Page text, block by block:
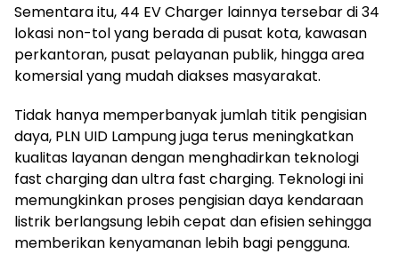
Sementara itu, 44 EV Charger lainnya tersebar di 34
lokasi non-tol yang berada di pusat kota, kawasan
perkantoran, pusat pelayanan publik, hingga area
komersial yang mudah diakses masyarakat.
Tidak hanya memperbanyak jumlah titik pengisian
daya, PLN UID Lampung juga terus meningkatkan
kualitas layanan dengan menghadirkan teknologi
fast charging dan ultra fast charging. Teknologi ini
memungkinkan proses pengisian daya kendaraan
listrik berlangsung lebih cepat dan efisien sehingga
memberikan kenyamanan lebih bagi pengguna.